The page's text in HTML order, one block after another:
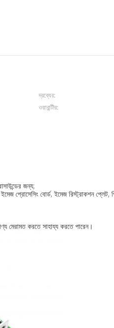
দ্রব্যের:
ওয়ারান্টীর:
জন্য;
বোর্ড, ইমেজ রিস্ট্রাকশন প্লেট,
করতে সাহায্য করতে পারেন।